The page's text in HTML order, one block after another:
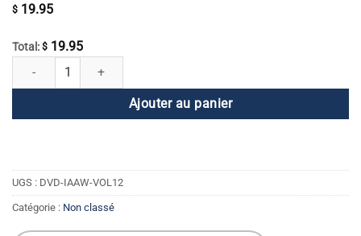
$ 19.95
Total: $ 19.95
quantité de Je suis une femme - Volume 12 : L'impact d'une femme
Ajouter au panier
UGS : DVD-IAAW-VOL12
Catégorie : Non classé